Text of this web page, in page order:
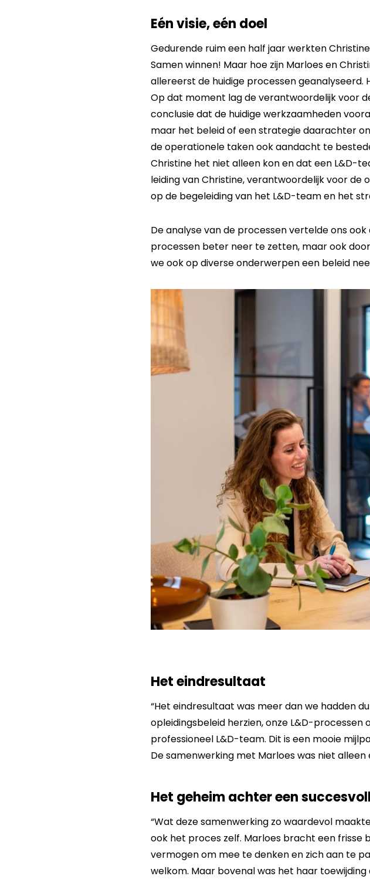
Eén visie, eén doel
Gedurende ruim een half jaar werkten
Samen winnen! Maar hoe zijn Marloes en
allereerst de huidige processen geanalyseerd.
Op dat moment lag de verantwoordelijk voor
conclusie dat de huidige werkzaamheden
maar het beleid of een strategie daarachter
de operationele taken ook aandacht te
Christine het niet alleen kon en dat een L&D-
leiding van Christine, verantwoordelijk voor
op de begeleiding van het L&D-team en het
De analyse van de processen vertelde ons
processen beter neer te zetten, maar ook
we ook op diverse onderwerpen een beleid
Het eindresultaat
“Het eindresultaat was meer dan we hadden
opleidingsbeleid herzien, onze L&D-
professioneel L&D-team. Dit is een mooie
De samenwerking met Marloes was niet
Het geheim achter een
“Wat deze samenwerking zo waardevol
ook het proces zelf. Marloes bracht een frisse
vermogen om mee te denken en zich aan te
welkom. Maar bovenal was het haar